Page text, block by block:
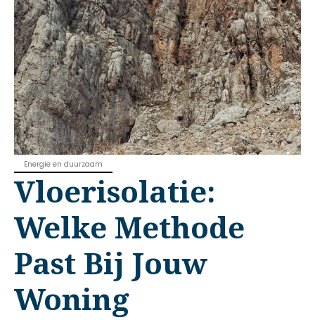
Energie en duurzaam
Vloerisolatie:
Welke Methode
Past Bij Jouw
Woning